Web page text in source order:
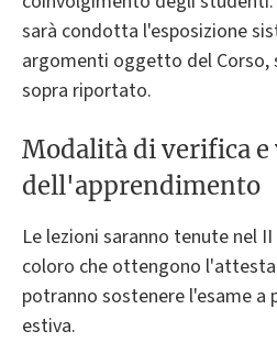
sarà condotta l'esposizione
argomenti oggetto del Corso,
sopra riportato.
Modalità di verifica e
dell'apprendimento
Le lezioni saranno tenute nel
coloro che ottengono
potranno sostenere l'esame a
estiva.